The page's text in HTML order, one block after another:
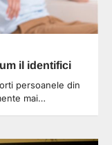
il identifici
persoanele din
mai…